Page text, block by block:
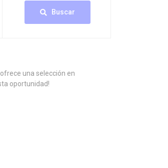
Buscar
una selección en
oportunidad!